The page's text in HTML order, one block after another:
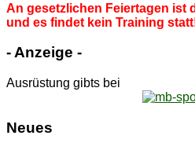
An ge­setz­li­chen Fei­er­ta­gen ist
und es fin­det kein Trai­ning
- An­zei­ge -
Ausrüstung gibts bei
Neu­es